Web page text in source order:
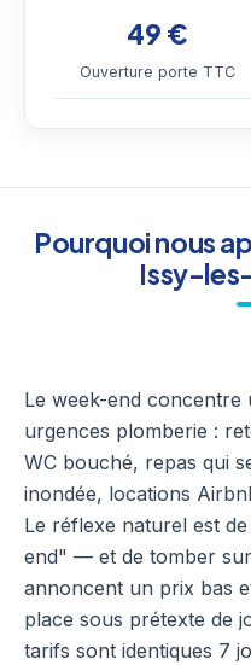
49 €
Ouverture porte TTC
Pourquoi nous
Issy-
Le week-end concentre
urgences plomberie :
WC bouché, repas qui
inondée, locations
Le réflexe naturel est
end" — et de tomber
annoncent un prix bas
place sous prétexte de
tarifs sont identiques 7